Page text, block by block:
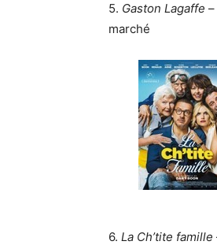
5. Gaston Lagaffe
marché
6. La Ch’tite famille